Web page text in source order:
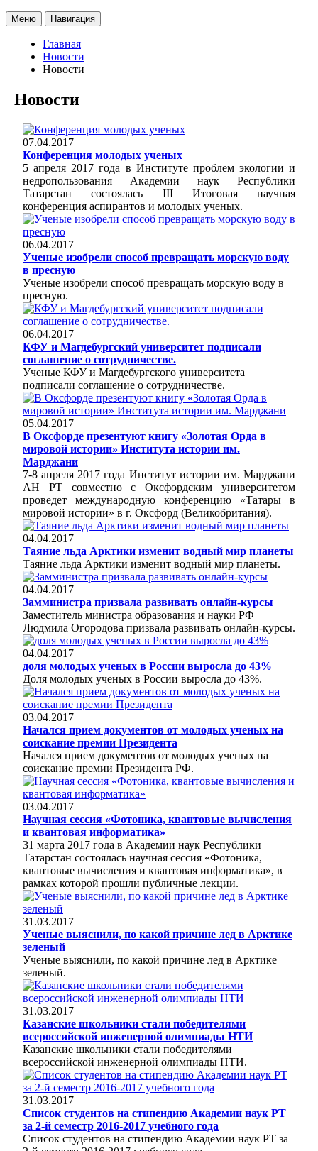
Меню Навигация
Главная
Новости
Новости
Новости
07.04.2017
Конференция молодых ученых
5 апреля 2017 года в Институте проблем экологии и
недропользования Академии наук Республики
Татарстан состоялась III Итоговая научная
конференция аспирантов и молодых ученых.
06.04.2017
Ученые изобрели способ превращать морскую воду
в пресную
Ученые изобрели способ превращать морскую воду в
пресную.
06.04.2017
КФУ и Магдебургский университет подписали
соглашение о сотрудничестве.
Ученые КФУ и Магдебургского университета
подписали соглашение о сотрудничестве.
05.04.2017
В Оксфорде презентуют книгу «Золотая Орда в
мировой истории» Института истории им.
Марджани
7-8 апреля 2017 года Институт истории им. Марджани
АН РТ совместно с Оксфордским университетом
проведет международную конференцию «Татары в
мировой истории» в г. Оксфорд (Великобритания).
04.04.2017
Таяние льда Арктики изменит водный мир планеты
Таяние льда Арктики изменит водный мир планеты.
04.04.2017
Замминистра призвала развивать онлайн-курсы
Заместитель министра образования и науки РФ
Людмила Огородова призвала развивать онлайн-курсы.
04.04.2017
доля молодых ученых в России выросла до 43%
Доля молодых ученых в России выросла до 43%.
03.04.2017
Начался прием документов от молодых ученых на
соискание премии Президента
Начался прием документов от молодых ученых на
соискание премии Президента РФ.
03.04.2017
Научная сессия «Фотоника, квантовые вычисления
и квантовая информатика»
31 марта 2017 года в Академии наук Республики
Татарстан состоялась научная сессия «Фотоника,
квантовые вычисления и квантовая информатика», в
рамках которой прошли публичные лекции.
31.03.2017
Ученые выяснили, по какой причине лед в Арктике
зеленый
Ученые выяснили, по какой причине лед в Арктике
зеленый.
31.03.2017
Казанские школьники стали победителями
всероссийской инженерной олимпиады НТИ
Казанские школьники стали победителями
всероссийской инженерной олимпиады НТИ.
31.03.2017
Список студентов на стипендию Академии наук РТ
за 2-й семестр 2016-2017 учебного года
Список студентов на стипендию Академии наук РТ за